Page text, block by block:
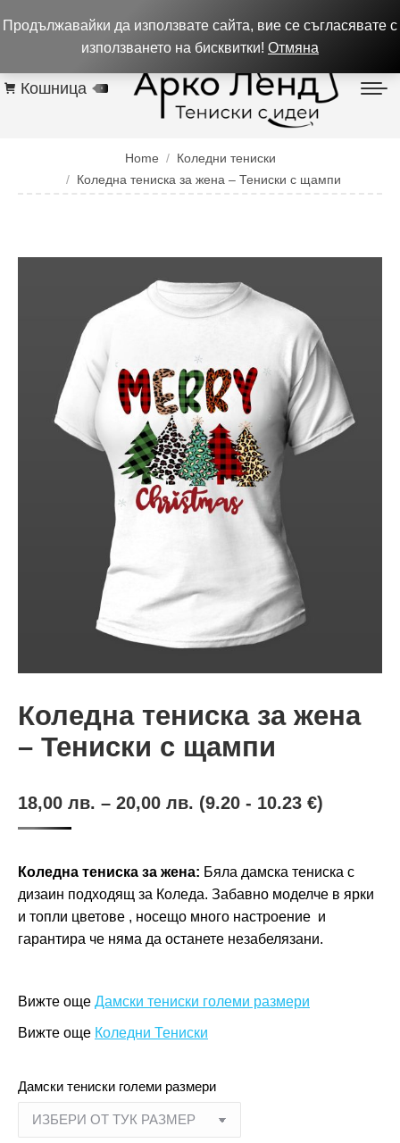
Контакти
Кошница
Home
Коледни тениски
Коледна тениска за жена – Тениски с щампи
Коледна тениска за жена
– Тениски с щампи
18,00 лв. – 20,00 лв. (9.20 - 10.23 €)
Коледна тениска за жена: Бяла дамска тениска с
дизаин подходящ за Коледа. Забавно моделче в ярки
и топли цветове , носещо много настроение и
гарантира че няма да останете незабелязани.
Вижте още Дамски тениски големи размери
Вижте още Коледни Тениски
Дамски тениски големи размери
Продължавайки да използвате сайта, вие се съгласявате с
използването на бисквитки! Отмяна